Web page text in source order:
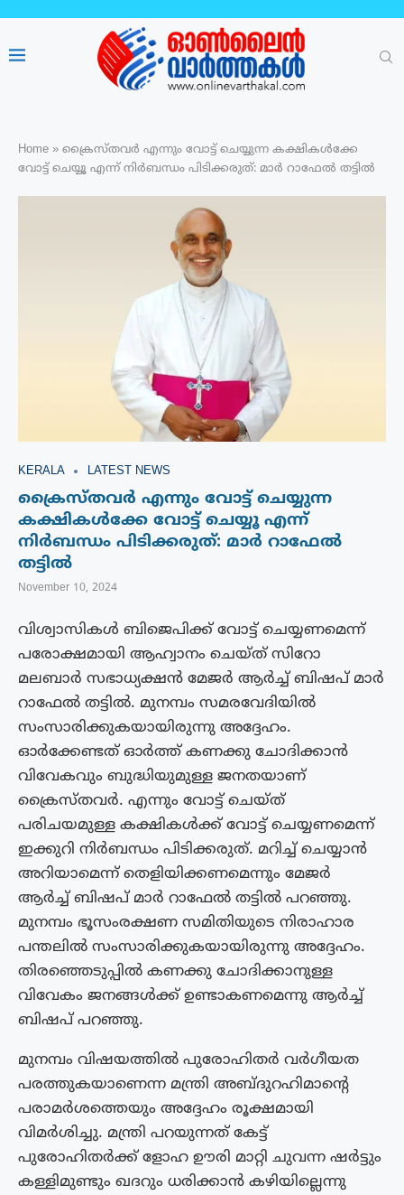
Home » ക്രൈസ്തവർ എന്നും വോട്ട് ചെയ്യുന്ന കക്ഷികൾക്കേ
വോട്ട് ചെയ്യൂ എന്ന് നിർബന്ധം പിടിക്കരുത്: മാർ റാഫേൽ തട്ടിൽ
KERALA LATEST NEWS
ക്രൈസ്തവർ എന്നും വോട്ട് ചെയ്യുന്ന
കക്ഷികൾക്കേ വോട്ട് ചെയ്യൂ എന്ന്
നിർബന്ധം പിടിക്കരുത്: മാർ റാഫേൽ
തട്ടിൽ
November 10, 2024
വിശ്വാസികൾ ബിജെപിക്ക് വോട്ട് ചെയ്യണമെന്ന്
പരോക്ഷമായി ആഹ്വാനം ചെയ്ത് സിറോ
മലബാർ സഭാധ്യക്ഷൻ മേജർ ആർച്ച് ബിഷപ് മാർ
റാഫേൽ തട്ടിൽ. മുനമ്പം സമരവേദിയിൽ
സംസാരിക്കുകയായിരുന്നു അദ്ദേഹം.
ഓർക്കേണ്ടത് ഓർത്ത് കണക്കു ചോദിക്കാൻ
വിവേകവും ബുദ്ധിയുമുള്ള ജനതയാണ്
ക്രൈസ്തവർ. എന്നും വോട്ട് ചെയ്ത്
പരിചയമുള്ള കക്ഷികൾക്ക് വോട്ട് ചെയ്യണമെന്ന്
ഇക്കുറി നിർബന്ധം പിടിക്കരുത്. മറിച്ച് ചെയ്യാൻ
അറിയാമെന്ന് തെളിയിക്കണമെന്നും മേജർ
ആർച്ച് ബിഷപ് മാർ റാഫേൽ തട്ടിൽ പറഞ്ഞു.
മുനമ്പം ഭൂസംരക്ഷണ സമിതിയുടെ നിരാഹാര
പന്തലിൽ സംസാരിക്കുകയായിരുന്നു അദ്ദേഹം.
തിരഞ്ഞെടുപ്പിൽ കണക്കു ചോദിക്കാനുള്ള
വിവേകം ജനങ്ങൾക്ക് ഉണ്ടാകണമെന്നു ആർച്ച്
ബിഷപ് പറഞ്ഞു.
മുനമ്പം വിഷയത്തിൽ പുരോഹിതർ വർഗീയത
പരത്തുകയാണെന്ന മന്ത്രി അബ്ദുറഹിമാന്റെ
പരാമർശത്തെയും അദ്ദേഹം രൂക്ഷമായി
വിമർശിച്ചു. മന്ത്രി പറയുന്നത് കേട്ട്
പുരോഹിതർക്ക് ളോഹ ഊരി മാറ്റി ചുവന്ന ഷർട്ടും
കള്ളിമുണ്ടും ഖദറും ധരിക്കാൻ കഴിയില്ലെന്നു